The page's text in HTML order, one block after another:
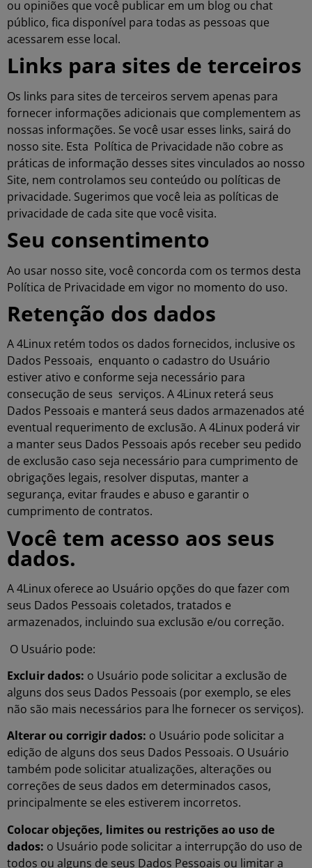
ou opiniões que você publicar em um blog ou chat
público, fica disponível para todas as pessoas que
acessarem esse local.
Links para sites de terceiros
Os links para sites de terceiros servem apenas para
fornecer informações adicionais que complementem as
nossas informações. Se você usar esses links, sairá do
nosso site. Esta Política de Privacidade não cobre as
práticas de informação desses sites vinculados ao nosso
Site, nem controlamos seu conteúdo ou políticas de
privacidade. Sugerimos que você leia as políticas de
privacidade de cada site que você visita.
Seu consentimento
Ao usar nosso site, você concorda com os termos desta
Política de Privacidade em vigor no momento do uso.
Retenção dos dados
A 4Linux retém todos os dados fornecidos, inclusive os
Dados Pessoais, enquanto o cadastro do Usuário
estiver ativo e conforme seja necessário para
consecução de seus serviços. A 4Linux reterá seus
Dados Pessoais e manterá seus dados armazenados até
eventual requerimento de exclusão. A 4Linux poderá vir
a manter seus Dados Pessoais após receber seu pedido
de exclusão caso seja necessário para cumprimento de
obrigações legais, resolver disputas, manter a
segurança, evitar fraudes e abuso e garantir o
cumprimento de contratos.
Você tem acesso aos seus
dados.
A 4Linux oferece ao Usuário opções do que fazer com
seus Dados Pessoais coletados, tratados e
armazenados, incluindo sua exclusão e/ou correção.
O Usuário pode:
Excluir dados: o Usuário pode solicitar a exclusão de
alguns dos seus Dados Pessoais (por exemplo, se eles
não são mais necessários para lhe fornecer os serviços).
Alterar ou corrigir dados: o Usuário pode solicitar a
edição de alguns dos seus Dados Pessoais. O Usuário
também pode solicitar atualizações, alterações ou
correções de seus dados em determinados casos,
principalmente se eles estiverem incorretos.
Colocar objeções, limites ou restrições ao uso de
dados: o Usuário pode solicitar a interrupção do uso de
todos ou alguns de seus Dados Pessoais ou limitar a